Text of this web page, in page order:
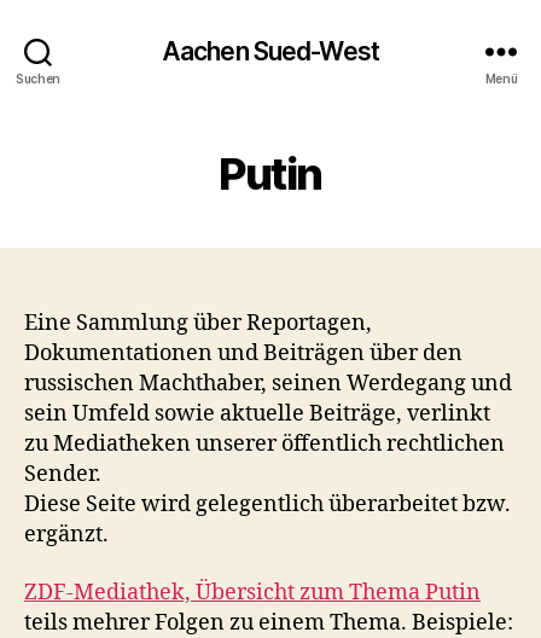
Suchen
Aachen Sued-West
Menü
Putin
Eine Sammlung über Reportagen,
Dokumentationen und Beiträgen über den
russischen Machthaber, seinen Werdegang und
sein Umfeld sowie aktuelle Beiträge, verlinkt
zu Mediatheken unserer öffentlich rechtlichen
Sender.
Diese Seite wird gelegentlich überarbeitet bzw.
ergänzt.
ZDF-Mediathek, Übersicht zum Thema Putin
teils mehrer Folgen zu einem Thema. Beispiele: